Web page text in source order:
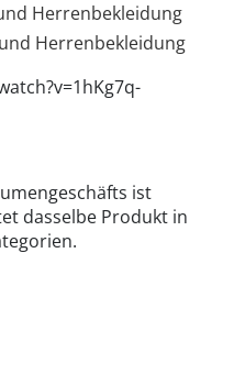
Herrenbekleidung
Herrenbekleidung
ist
dasselbe Produkt in